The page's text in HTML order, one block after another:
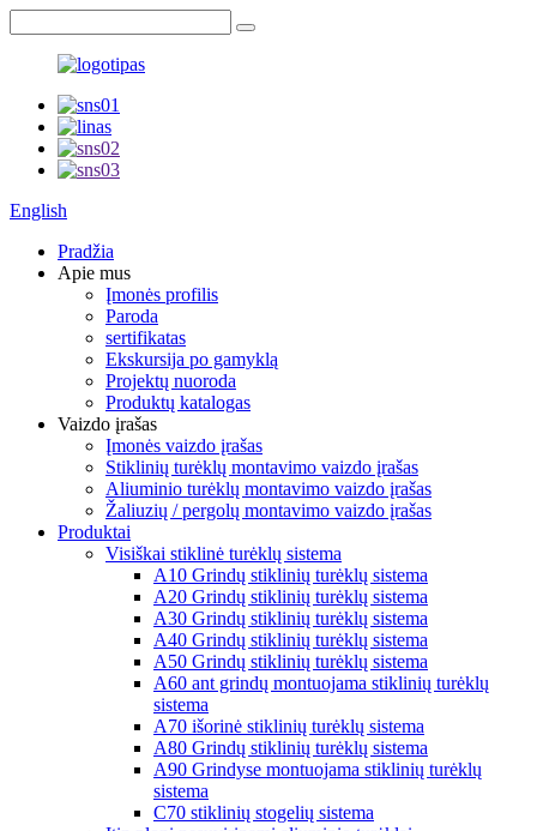
English
Pradžia
Apie mus
Įmonės profilis
Paroda
sertifikatas
Ekskursija po gamyklą
Projektų nuoroda
Produktų katalogas
Vaizdo įrašas
Įmonės vaizdo įrašas
Stiklinių turėklų montavimo vaizdo įrašas
Aliuminio turėklų montavimo vaizdo įrašas
Žaliuzių / pergolų montavimo vaizdo įrašas
Produktai
Visiškai stiklinė turėklų sistema
A10 Grindų stiklinių turėklų sistema
A20 Grindų stiklinių turėklų sistema
A30 Grindų stiklinių turėklų sistema
A40 Grindų stiklinių turėklų sistema
A50 Grindų stiklinių turėklų sistema
A60 ant grindų montuojama stiklinių turėklų
sistema
A70 išorinė stiklinių turėklų sistema
A80 Grindų stiklinių turėklų sistema
A90 Grindyse montuojama stiklinių turėklų
sistema
C70 stiklinių stogelių sistema